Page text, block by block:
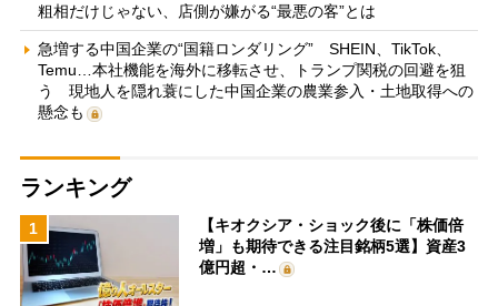
粗相だけじゃない、店側が嫌がる“最悪の客”とは
急増する中国企業の“国籍ロンダリング” SHEIN、TikTok、
Temu…本社機能を海外に移転させ、トランプ関税の回避を狙
う 現地人を隠れ蓑にした中国企業の農業参入・土地取得への
懸念も
ランキング
1
【キオクシア・ショック後に「株価倍
増」も期待できる注目銘柄5選】資産3
億円超・…